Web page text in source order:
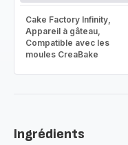
Cake Factory Infinity,
Appareil à gâteau,
Compatible avec les
moules CreaBake
Ingrédients